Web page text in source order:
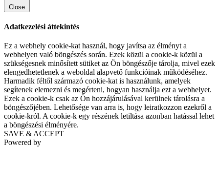
Close
Adatkezelési áttekintés
Ez a webhely cookie-kat használ, hogy javítsa az élményt a
webhelyen való böngészés során. Ezek közül a cookie-k közül a
szükségesnek minősített sütiket az Ön böngészője tárolja, mivel ezek
elengedhetetlenek a weboldal alapvető funkcióinak működéséhez.
Harmadik féltől származó cookie-kat is használunk, amelyek
segítenek elemezni és megérteni, hogyan használja ezt a webhelyet.
Ezek a cookie-k csak az Ön hozzájárulásával kerülnek tárolásra a
böngészőjében. Lehetősége van arra is, hogy leiratkozzon ezekről a
cookie-król. A cookie-k egy részének letiltása azonban hatással lehet
a böngészési élményére.
SAVE & ACCEPT
Powered by